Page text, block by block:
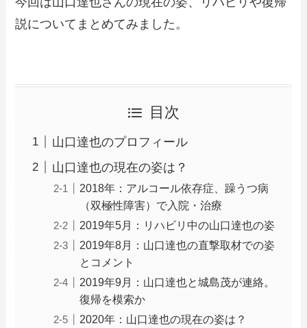
説についてまとめてみました。
目次
山口達也のプロフィール
山口達也の現在の姿は？
2018年：アルコール依存症、躁うつ病
（双極性障害）で入院・治療
2019年5月：リハビリ中の山口達也の姿
2019年8月：山口達也の直撃取材での姿
とコメント
2019年9月：山口達也と城島茂が連絡。
復帰を模索か
2020年：山口達也の現在の姿は？